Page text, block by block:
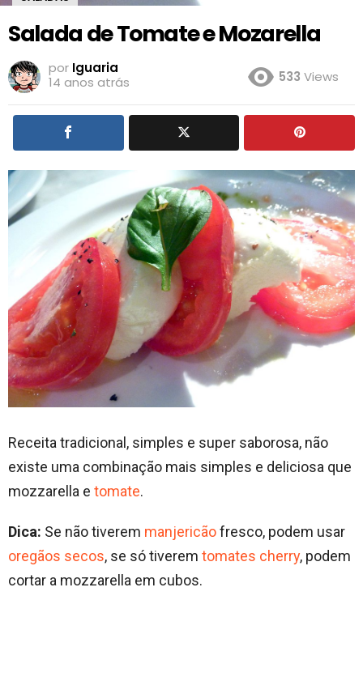
Salada de Tomate e Mozarella
por Iguaria
14 anos atrás
533 Views
Receita tradicional, simples e super saborosa, não
existe uma combinação mais simples e deliciosa que
mozzarella e tomate.
Dica: Se não tiverem manjericãofresco, podem usar
oregãos secos, se só tiverem tomates cherry, podem
cortar a mozzarella em cubos.